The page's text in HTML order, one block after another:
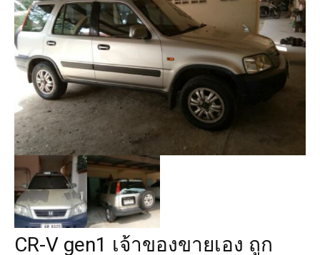
CR-V gen1 เจ้าของขายเอง ถูก